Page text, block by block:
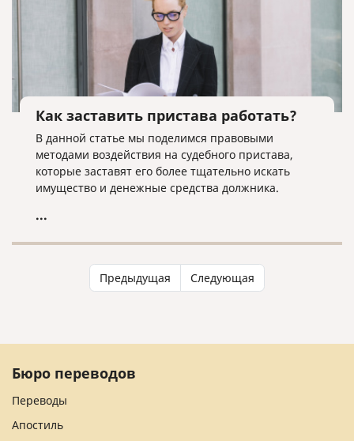
Как заставить пристава работать?
В данной статье мы поделимся правовыми
методами воздействия на судебного пристава,
которые заставят его более тщательно искать
имущество и денежные средства должника.
...
Предыдущая Следующая
Бюро переводов
Переводы
Апостиль